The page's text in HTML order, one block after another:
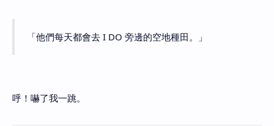
「他們每天都會去 I DO 旁邊的空地種田。」
呼！嚇了我一跳。